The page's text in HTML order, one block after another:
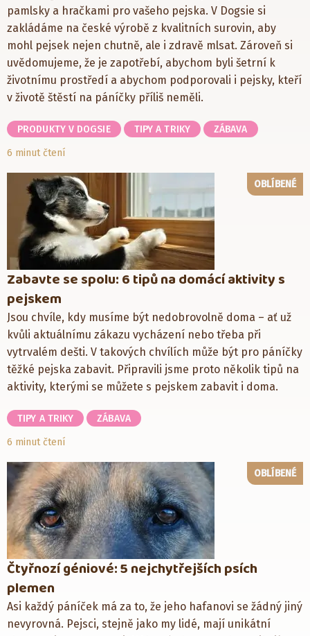
pamlsky a hračkami pro vašeho pejska. V Dogsie si
zakládáme na české výrobě z kvalitních surovin, aby
mohl pejsek nejen chutně, ale i zdravě mlsat. Zároveň si
uvědomujeme, že je zapotřebí, abychom byli šetrní k
životnímu prostředí a abychom podporovali i pejsky, kteří
v životě štěstí na páníčky příliš neměli.
PRODUKTY V DOGSIE TIPY A TRIKY
ZÁBAVA
6 minut čtení
OBLÍBENÉ
Zabavte se spolu: 6 tipů na domácí aktivity s
pejskem
Jsou chvíle, kdy musíme být nedobrovolně doma – ať už
kvůli aktuálnímu zákazu vycházení nebo třeba při
vytrvalém dešti. V takových chvílích může být pro páníčky
těžké pejska zabavit. Připravili jsme proto několik tipů na
aktivity, kterými se můžete s pejskem zabavit i doma.
TIPY A TRIKY
ZÁBAVA
6 minut čtení
OBLÍBENÉ
Čtyřnozí géniové: 5 nejchytřejších psích
plemen
Asi každý páníček má za to, že jeho hafanovi se žádný jiný
nevyrovná. Pejsci, stejně jako my lidé, mají unikátní